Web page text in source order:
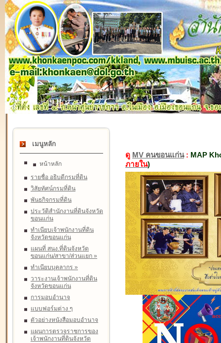
เมนูหลัก
หน้าหลัก
รายชื่อ อธิบดีกรมที่ดิน
วิสัยทัศน์กรมที่ดิน
พันธกิจกรมที่ดิน
ประวัติสำนักงานที่ดินจังหวัด
ขอนแก่น
ทำเนียบเจ้าพนักงานที่ดิน
จังหวัดขอนแก่น
แผนที่ สนง.ที่ดินจังหวัด
ขอนแก่น/สาขา/ส่วนแยก »
ทำเนียบบุคลากร »
วาระงานเจ้าพนักงานที่ดิน
จังหวัดขอนแก่น
การมอบอำนาจ
แบบฟอร์มต่าง ๆ
ตัวอย่างหนังสือมอบอำนาจ
แผนการตรวจราชการของ
เจ้าพนักงานที่ดินจังหวัด
ดู MV คนขอนแก่น: MAP
ภายใน)